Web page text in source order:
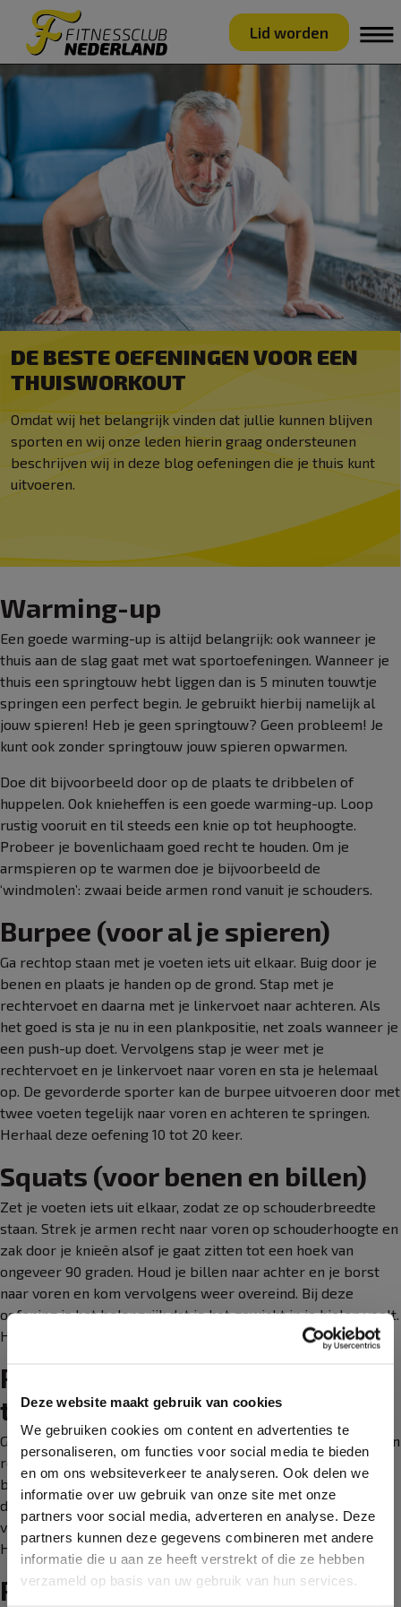
Deze website maakt gebruik van cookies
We gebruiken cookies om content en advertenties te
personaliseren, om functies voor social media te bieden
en om ons websiteverkeer te analyseren. Ook delen we
informatie over uw gebruik van onze site met onze
partners voor social media, adverteren en analyse. Deze
partners kunnen deze gegevens combineren met andere
informatie die u aan ze heeft verstrekt of die ze hebben
verzameld op basis van uw gebruik van hun services.
Lid worden
DE BESTE OEFENINGEN VOOR EEN
THUISWORKOUT
Omdat wij het belangrijk vinden dat jullie kunnen blijven
sporten en wij onze leden hierin graag ondersteunen
beschrijven wij in deze blog oefeningen die je thuis kunt
uitvoeren.
Warming-up
Een goede warming-up is altijd belangrijk: ook wanneer je
thuis aan de slag gaat met wat sportoefeningen. Wanneer je
thuis een springtouw hebt liggen dan is 5 minuten touwtje
springen een perfect begin. Je gebruikt hierbij namelijk al
jouw spieren! Heb je geen springtouw? Geen probleem! Je
kunt ook zonder springtouw jouw spieren opwarmen.
Doe dit bijvoorbeeld door op de plaats te dribbelen of
huppelen. Ook knieheffen is een goede warming-up. Loop
rustig vooruit en til steeds een knie op tot heuphoogte.
Probeer je bovenlichaam goed recht te houden. Om je
armspieren op te warmen doe je bijvoorbeeld de
‘windmolen’: zwaai beide armen rond vanuit je schouders.
Burpee (voor al je spieren)
Ga rechtop staan met je voeten iets uit elkaar. Buig door je
benen en plaats je handen op de grond. Stap met je
rechtervoet en daarna met je linkervoet naar achteren. Als
het goed is sta je nu in een plankpositie, net zoals wanneer je
een push-up doet. Vervolgens stap je weer met je
rechtervoet en je linkervoet naar voren en sta je helemaal
op. De gevorderde sporter kan de burpee uitvoeren door met
twee voeten tegelijk naar voren en achteren te springen.
Herhaal deze oefening 10 tot 20 keer.
Squats (voor benen en billen)
Zet je voeten iets uit elkaar, zodat ze op schouderbreedte
staan. Strek je armen recht naar voren op schouderhoogte en
zak door je knieën alsof je gaat zitten tot een hoek van
ongeveer 90 graden. Houd je billen naar achter en je borst
naar voren en kom vervolgens weer overeind. Bij deze
oefening is het belangrijk dat je het gewicht in je hielen voelt.
Herhaal deze oefening 10 tot 20 keer.
Push-ups (voor borst en
triceps)
Ga op je knieën zitten en zet je handen voor je op de grond, in
rechte lijn met je schouders. Houd je lichaam recht en je
buikspieren aangespannen. Zak langzaam naar de grond en
duw jezelf vervolgens weer omhoog. Indien dit te makkelijk
voor je is kun je een push-up op handen en voeten doen.
Herhaal deze oefening 10 tot 20 keer.
Plank (voor je core)